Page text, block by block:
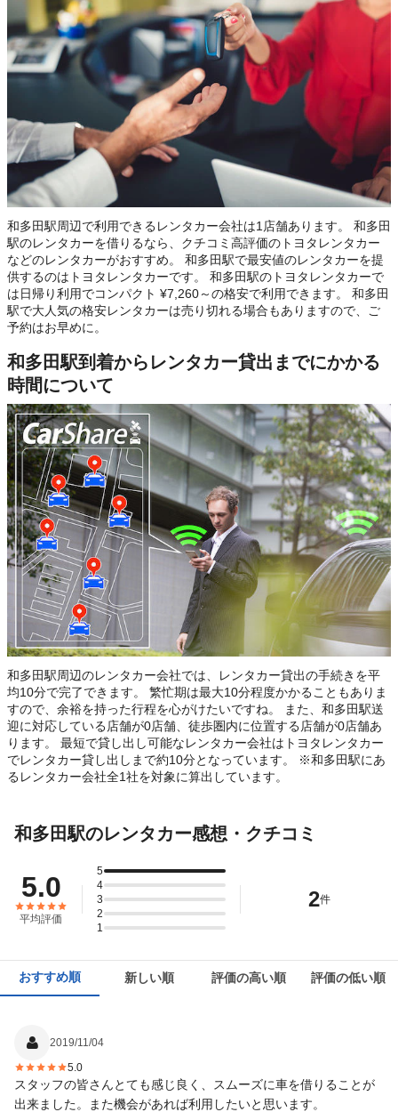
和多田駅周辺で利用できるレンタカー会社は1店舗あります。 和多田
駅のレンタカーを借りるなら、クチコミ高評価のトヨタレンタカー
などのレンタカーがおすすめ。 和多田駅で最安値のレンタカーを提
供するのはトヨタレンタカーです。 和多田駅のトヨタレンタカーで
は日帰り利用でコンパクト ¥7,260～の格安で利用できます。 和多田
駅で大人気の格安レンタカーは売り切れる場合もありますので、ご
予約はお早めに。
和多田駅到着からレンタカー貸出までにかかる
時間について
和多田駅周辺のレンタカー会社では、レンタカー貸出の手続きを平
均10分で完了できます。 繁忙期は最大10分程度かかることもありま
すので、余裕を持った行程を心がけたいですね。 また、和多田駅送
迎に対応している店舗が0店舗、徒歩圏内に位置する店舗が0店舗あ
ります。 最短で貸し出し可能なレンタカー会社はトヨタレンタカー
でレンタカー貸し出しまで約10分となっています。 ※和多田駅にあ
るレンタカー会社全1社を対象に算出しています。
和多田駅のレンタカー感想・クチコミ
5.0
平均評価
5
4
3
2
1
2件
おすすめ順 新しい順 評価の高い順 評価の低い順
2019/11/04
5.0
スタッフの皆さんとても感じ良く、スムーズに車を借りることが
出来ました。また機会があれば利用したいと思います。